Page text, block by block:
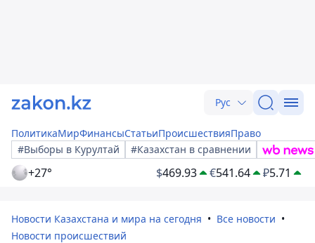
Рус
ПолитикаМирФинансыСтатьиПроисшествияПраво
#Выборы в Курултай
#Казахстан в сравнении
+27° $469.93 €541.64 ₽5.71
Новости Казахстана и мира на сегодня
Все новости
Новости происшествий